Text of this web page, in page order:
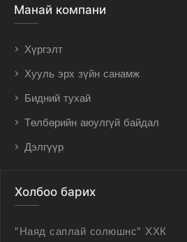
Манай компани
Хүргэлт
Хууль эрх зүйн санамж
Бидний тухай
Төлбөрийн аюулгүй байдал
Дэлгүүр
Холбоо барих
"Наяд саплай солюшнс" ХХК